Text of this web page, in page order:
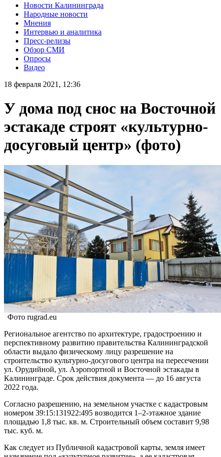
Новости Калининграда
Народные новости
Мнения
Интервью и аналитика
Пресс-релизы
Обзор СМИ
Опросы
Видео
18 февраля 2021, 12:36
У дома под снос на Восточной
эстакаде строят «культурно-
досуговый центр» (фото)
Фото rugrad.eu
Региональное агентство по архитектуре, градостроению и
перспективному развитию правительства Калининградской
области выдало физическому лицу разрешение на
строительство культурно-досугового центра на пересечении
ул. Орудийной, ул. Аэропортной и Восточной эстакады в
Калининграде. Срок действия документа — до 16 августа
2022 года.
Согласно разрешению, на земельном участке с кадастровым
номером 39:15:131922:495 возводится 1–2-этажное здание
площадью 1,8 тыс. кв. м. Строительный объем составит 9,98
тыс. куб. м.
Как следует из Публичной кадастровой карты, земля имеет